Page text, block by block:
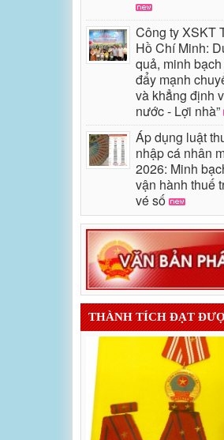
Công ty XSKT
Hồ Chí Minh:
quả, minh
đẩy mạnh
và khẳng định
nước - Lợi nhà”
Áp dụng luật
nhập cá nhân
2026: Minh
vận hành thuế
vé số
THÀNH TÍCH ĐẠT